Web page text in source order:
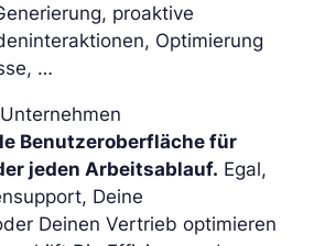
proaktive
Optimierung
…
Benutzeroberfläche für
jeden Arbeitsablauf. Egal,
Deine
Deinen Vertrieb optimieren